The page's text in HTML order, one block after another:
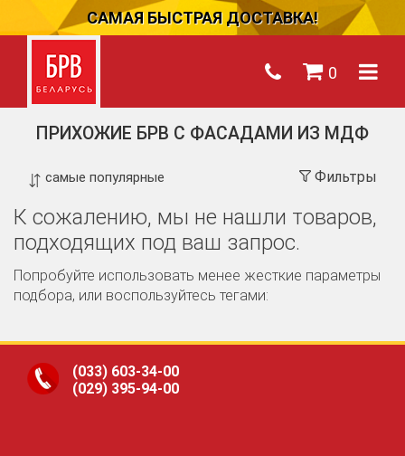
САМАЯ БЫСТРАЯ ДОСТАВКА!
0
ПРИХОЖИЕ БРВ С ФАСАДАМИ ИЗ МДФ
Фильтры
К сожалению, мы не нашли товаров,
подходящих под ваш запрос.
Попробуйте использовать менее жесткие параметры
подбора, или воспользуйтесь тегами:
(033) 603-34-00
(029) 395-94-00